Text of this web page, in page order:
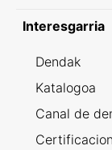
Interesgarria
Dendak
Katalogoa
Canal de